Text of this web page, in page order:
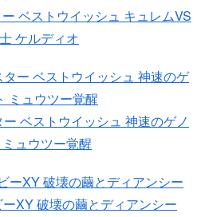
ベストウイッシュ キュレムVS
ケルディオ
ベストウイッシュ 神速のゲノ
ュウツー覚醒
XY 破壊の繭とディアンシー